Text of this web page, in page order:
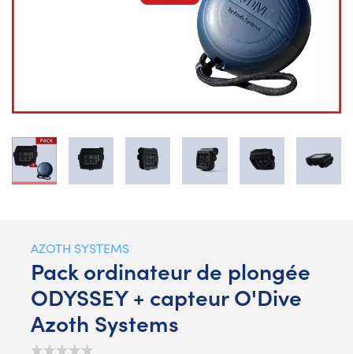
AZOTH SYSTEMS
Pack ordinateur de plongée
ODYSSEY + capteur O'Dive
Azoth Systems